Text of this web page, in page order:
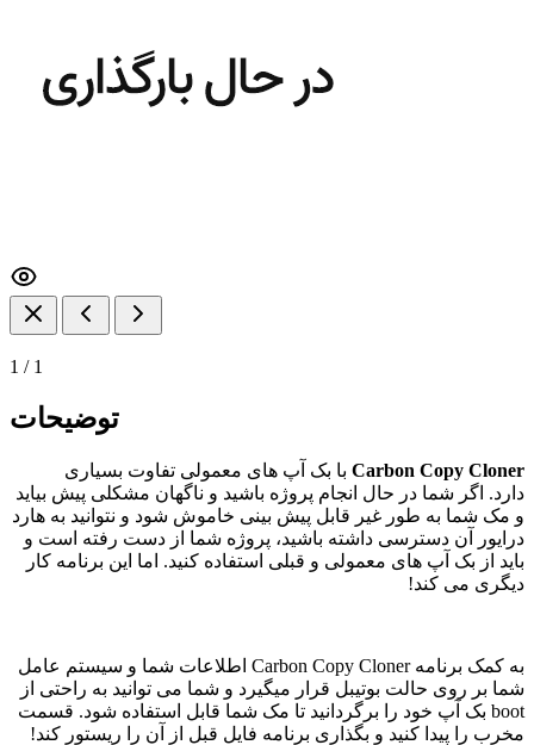
1 / 1
توضیحات
Carbon Copy Cloner با بک آپ های معمولی تفاوت بسیاری
دارد. اگر شما در حال انجام پروژه باشید و ناگهان مشکلی پیش بیاید
و مک شما به طور غیر قابل پیش بینی خاموش شود و نتوانید به هارد
درایور آن دسترسی داشته باشید، پروژه شما از دست رفته است و
باید از بک آپ های معمولی و قبلی استفاده کنید. اما این برنامه کار
دیگری می کند!
به کمک برنامه Carbon Copy Cloner اطلاعات شما و سیستم عامل
شما بر روی حالت بوتیبل قرار میگیرد و شما می توانید به راحتی از
boot بک آپ خود را برگردانید تا مک شما قابل استفاده شود. قسمت
مخرب را پیدا کنید و بگذاری برنامه فایل قبل از آن را ریستور کند!